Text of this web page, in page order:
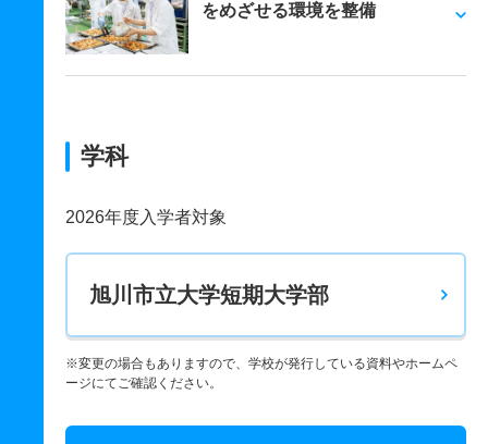
をめざせる環境を整備
学科
2026年度入学者対象
旭川市立大学短期大学部
※変更の場合もありますので、学校が発行している資料やホームペ
ージにてご確認ください。